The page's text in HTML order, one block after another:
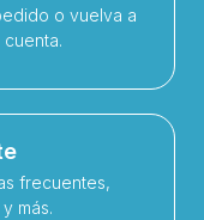
o vuelva a
frecuentes,
más.